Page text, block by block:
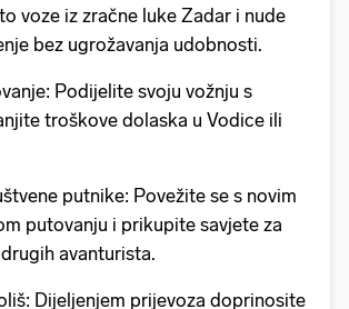
voze iz zračne luke Zadar i nude
bez ugrožavanja udobnosti.
Podijelite svoju vožnju s
troškove dolaska u Vodice ili
putnike: Povežite se s novim
putovanju i prikupite savjete za
avanturista.
Dijeljenjem prijevoza doprinosite